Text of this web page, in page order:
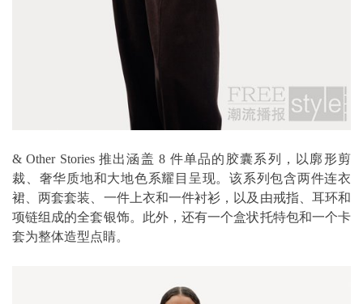
& Other Stories 推出涵盖 8 件单品的胶囊系列，以廓形剪
裁、奢华质地和大地色系耀目呈现。该系列包含两件连衣
裙、两套套装、一件上衣和一件衬衫，以及由戒指、耳环和
项链组成的全套银饰。此外，还有一个盒状托特包和一个卡
套为整体造型点睛。